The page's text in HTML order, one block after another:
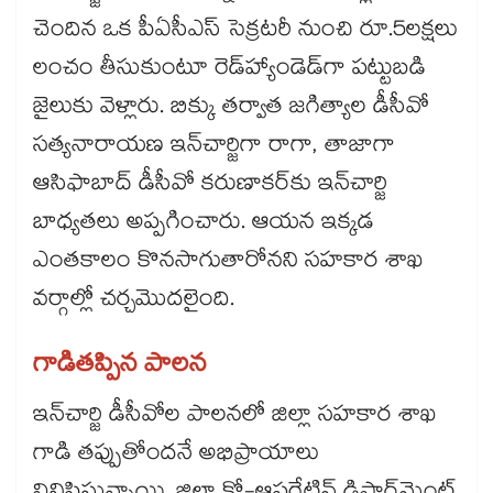
చెందిన ఒక పీఏసీఎస్​ సెక్రటరీ నుంచి రూ.5లక్షలు
లంచం తీసుకుంటూ రెడ్​హ్యాండెడ్​గా పట్టుబడి
జైలుకు వెళ్లారు. బిక్కు తర్వాత జగిత్యాల డీసీవో
సత్యనారాయణ ఇన్​చార్జిగా రాగా, తాజాగా
ఆసిఫాబాద్​ డీసీవో కరుణాకర్​కు ఇన్​చార్జి
బాధ్యతలు అప్పగించారు. ఆయన ఇక్కడ
ఎంతకాలం కొనసాగుతారోనని సహకార శాఖ
వర్గాల్లో చర్చమొదలైంది.
గాడితప్పిన పాలన
ఇన్​చార్జి డీసీవోల పాలనలో జిల్లా సహకార శాఖ
గాడి తప్పుతోందనే అభిప్రాయాలు